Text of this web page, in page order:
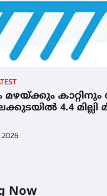
മഴയ്ക്കും
4.4 മില്ലി
Now
അരങ്ങ് 2026′ ആഗസ്റ്റ് 8,
തീയതികളിൽ
ഇടത്തരം മഴയ്ക്കും
സാധ്യത
മില്ലി മീറ്റർ മഴ ലഭിച്ചു
നേട്ടം